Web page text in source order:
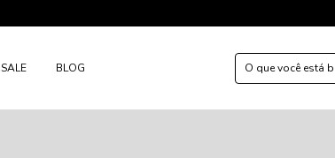
FRETE
SALE BLOG